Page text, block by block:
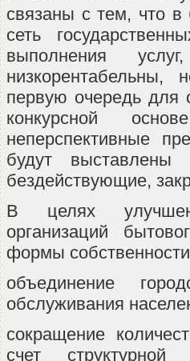
связаны с тем, что в
сеть
выполнения
первую очередь для
конкурсной
неперспективные
будут выставлены
бездействующие,
В целях
организаций
формы
объединение
обслуживания
сокращение
счет структурной